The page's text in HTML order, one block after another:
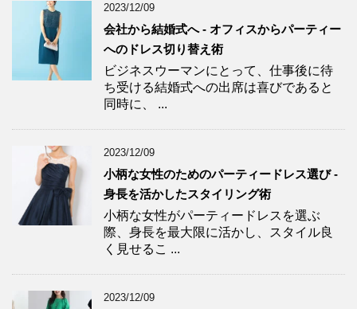
2023/12/09
会社から結婚式へ - オフィスからパーティー
へのドレス切り替え術
ビジネスウーマンにとって、仕事後に待
ち受ける結婚式への出席は喜びであると
同時に、 ...
2023/12/09
小柄な女性のためのパーティードレス選び -
身長を活かしたスタイリング術
小柄な女性がパーティードレスを選ぶ
際、身長を最大限に活かし、スタイル良
く見せるこ ...
2023/12/09